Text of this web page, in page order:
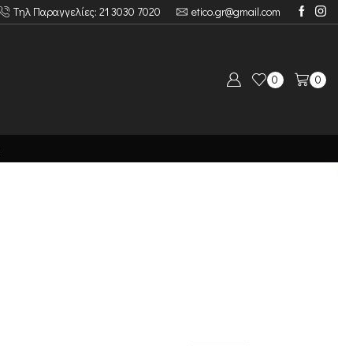
Τηλ Παραγγελίες: 21 3030 7020 etico.gr@gmail.com
0 0